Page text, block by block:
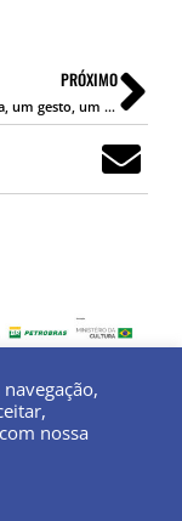
PRÓXIMO
Uma causa, um gesto, um direito para todos
Direitos
nossa